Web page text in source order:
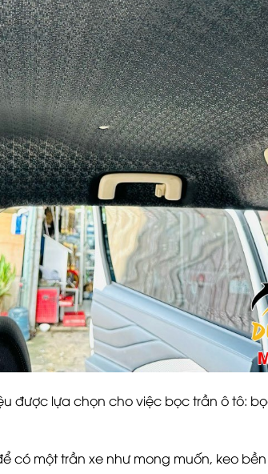
được lựa chọn cho việc bọc trần ô tô:
có một trần xe như mong muốn, keo